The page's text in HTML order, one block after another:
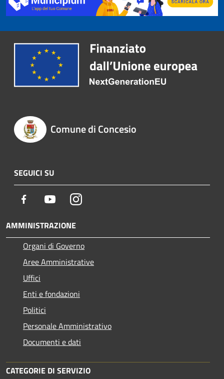
Comune di Concesio
SEGUICI SU
Facebook YoutubeInstagram
AMMINISTRAZIONE
Organi di Governo
Aree Amministrative
Uffici
Enti e fondazioni
Politici
Personale Amministrativo
Documenti e dati
CATEGORIE DI SERVIZIO